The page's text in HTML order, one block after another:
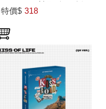
VER.)」(韓國進口版)
特價$ 318